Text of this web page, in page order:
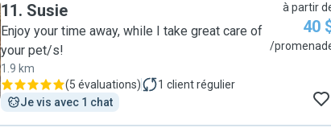
11. Susie
Enjoy your time away, while I take great care of
your pet/s!
1.9 km
(5 évaluations) 1 client régulier
Je vis avec 1 chat
à partir
40
/